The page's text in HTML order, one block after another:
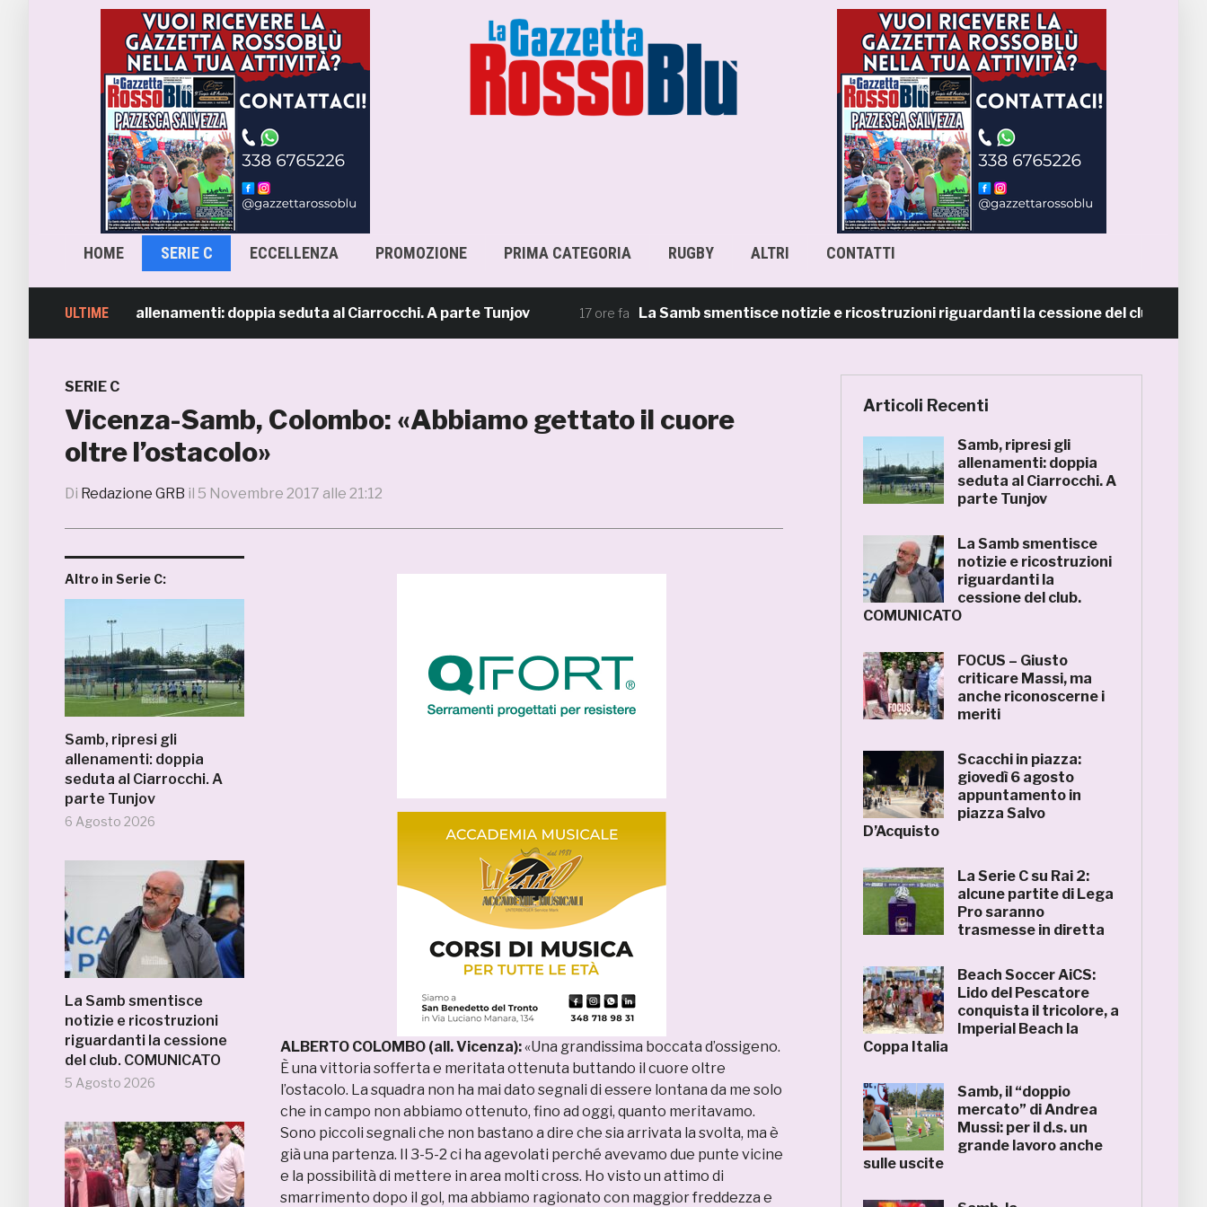
HOME SERIE C ECCELLENZA PROMOZIONE PRIMA CATEGORIA RUGBY ALTRI CONTATTI
ULTIME
ripresi gli allenamenti: doppia seduta al Ciarrocchi. A parte Tunjov 17 ore fa La Samb smentisce notizie e ricostruzioni riguardanti la cessione del club.
SERIE C
Vicenza-Samb, Colombo: «Abbiamo gettato il cuore
oltre l’ostacolo»
Di Redazione GRB il 5 Novembre 2017 alle 21:12
Altro in Serie C:
Samb, ripresi gli
allenamenti: doppia
seduta al Ciarrocchi. A
parte Tunjov
6 Agosto 2026
La Samb smentisce
notizie e ricostruzioni
riguardanti la cessione
del club. COMUNICATO
5 Agosto 2026
ALBERTO COLOMBO (all. Vicenza):«Una grandissima boccata d’ossigeno.
È una vittoria sofferta e meritata ottenuta buttando il cuore oltre
l’ostacolo. La squadra non ha mai dato segnali di essere lontana da me solo
che in campo non abbiamo ottenuto, fino ad oggi, quanto meritavamo.
Sono piccoli segnali che non bastano a dire che sia arrivata la svolta, ma è
già una partenza. Il 3-5-2 ci ha agevolati perché avevamo due punte vicine
e la possibilità di mettere in area molti cross. Ho visto un attimo di
smarrimento dopo il gol, ma abbiamo ragionato con maggior freddezza e
Articoli Recenti
Samb, ripresi gli
allenamenti: doppia
seduta al Ciarrocchi. A
parte Tunjov
La Samb smentisce
notizie e ricostruzioni
riguardanti la
cessione del club.
COMUNICATO
FOCUS – Giusto
criticare Massi, ma
anche riconoscerne i
meriti
Scacchi in piazza:
giovedì 6 agosto
appuntamento in
piazza Salvo
D’Acquisto
La Serie C su Rai 2:
alcune partite di Lega
Pro saranno
trasmesse in diretta
Beach Soccer AiCS:
Lido del Pescatore
conquista il tricolore, a
Imperial Beach la
Coppa Italia
Samb, il “doppio
mercato” di Andrea
Mussi: per il d.s. un
grande lavoro anche
sulle uscite